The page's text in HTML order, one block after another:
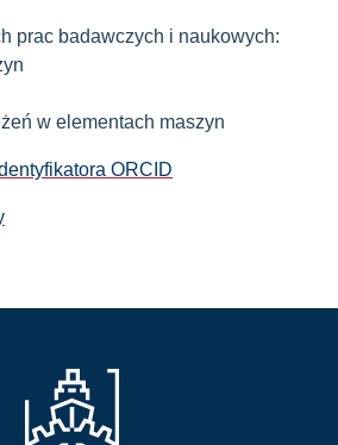
prac badawczych i naukowych:
w elementach maszyn
ORCID